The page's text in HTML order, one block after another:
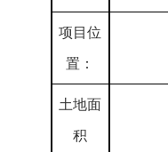
项目位
置：
土地面
积